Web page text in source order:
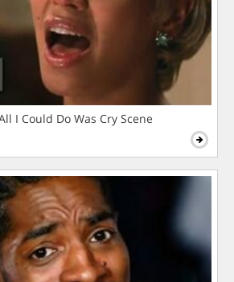
I Could Do Was Cry Scene